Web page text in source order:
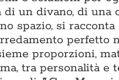
un divano, di
spazio, si
perfetto
proporzioni,
tra personalità e